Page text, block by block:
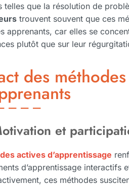
telles que la résolution de
trouvent souvent que ces
apprenants, car elles se
plutôt que sur leur
des
et
actives d’apprentissage
d’apprentissage interactifs
ces méthodes